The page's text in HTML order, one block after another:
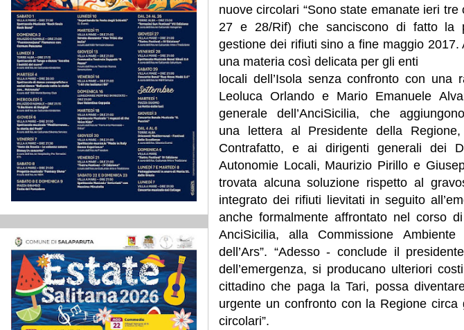
nuove circolari “Sono state emanate ieri
27 e 28/Rif) che sanciscono di fatto la
gestione dei rifiuti sino a fine maggio 2017.
una materia così delicata per gli enti
locali dell’Isola senza confronto con una
Leoluca Orlando e Mario Emanuele
generale dell’AnciSicilia, che
una lettera al Presidente della Regione,
Contrafatto, e ai dirigenti generali dei
Autonomie Locali, Maurizio Pirillo e
trovata alcuna soluzione rispetto al
integrato dei rifiuti lievitati in seguito
anche formalmente affrontato nel corso
AnciSicilia, alla Commissione
dell’Ars”. “Adesso - conclude il
dell’emergenza, si producano ulteriori
cittadino che paga la Tari, possa
urgente un confronto con la Regione circa
circolari”.